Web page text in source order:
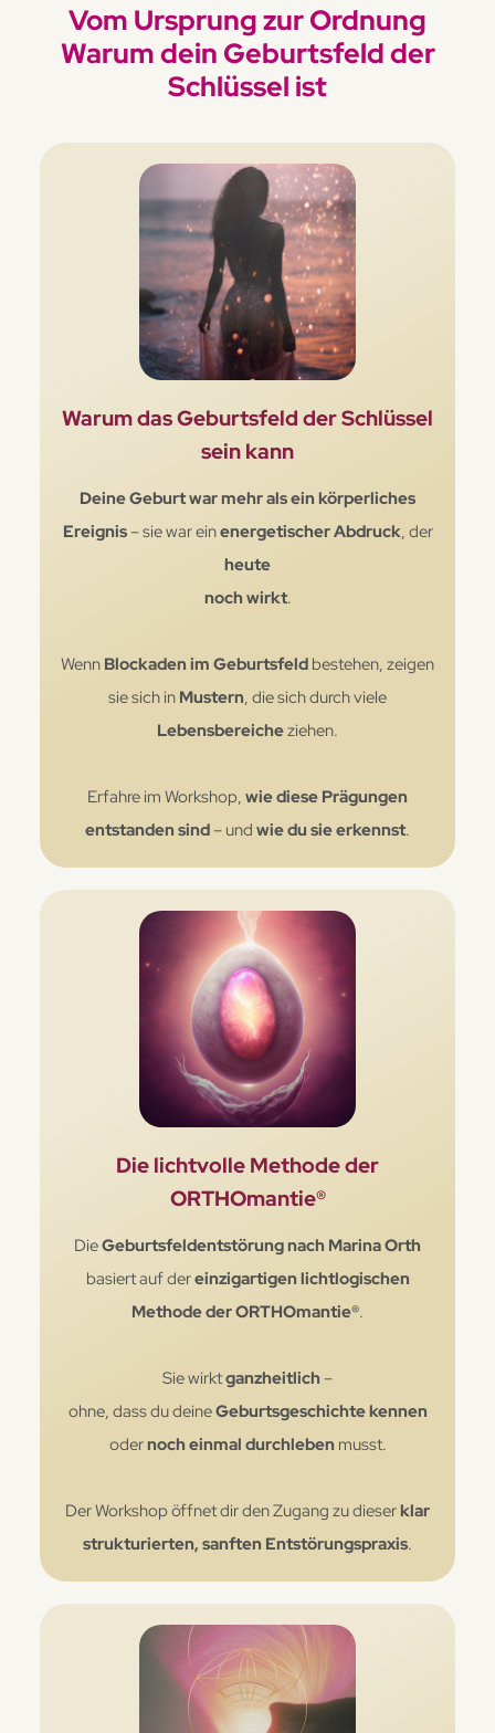
Vom Ursprung zur Ordnung
Warum dein Geburtsfeld der
Schlüssel ist
Warum das Geburtsfeld der Schlüssel
sein kann
Deine Geburt war mehr als ein körperliches
Ereignis– sie war einenergetischer Abdruck, der
heute
noch wirkt.
Wenn Blockaden im Geburtsfeld bestehen, zeigen
sie sich in Mustern, die sich durch viele
Lebensbereicheziehen.
Erfahre im Workshop, wie diese Prägungen
entstanden sind– und wie du sie erkennst.
Die lichtvolle Methode der
ORTHOmantie®
DieGeburtsfeldentstörungnach Marina Orth
basiert auf dereinzigartigen lichtlogischen
Methode der ORTHOmantie®.
Sie wirktganzheitlich –
ohne, dass du deineGeburtsgeschichtekennen
odernoch einmal durchleben musst.
Der Workshop öffnet dir den Zugang zu dieserklar
strukturierten, sanften Entstörungspraxis.